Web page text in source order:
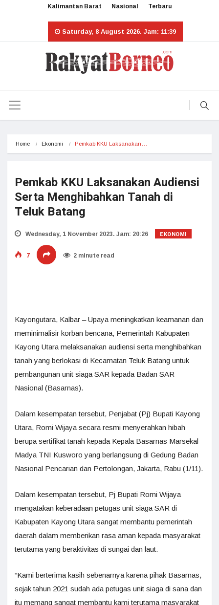
Kalimantan Barat Nasional Terbaru
Saturday, 8 August 2026. Jam: 11:39
Home Ekonomi Pemkab KKU Laksanakan…
Pemkab KKU Laksanakan Audiensi
Serta Menghibahkan Tanah di
Teluk Batang
Wednesday, 1 November 2023. Jam: 20:26 EKONOMI
7 2 minute read
Kayongutara, Kalbar – Upaya meningkatkan keamanan dan
meminimalisir korban bencana, Pemerintah Kabupaten
Kayong Utara melaksanakan audiensi serta menghibahkan
tanah yang berlokasi di Kecamatan Teluk Batang untuk
pembangunan unit siaga SAR kepada Badan SAR
Nasional (Basarnas).
Dalam kesempatan tersebut, Penjabat (Pj) Bupati Kayong
Utara, Romi Wijaya secara resmi menyerahkan hibah
berupa sertifikat tanah kepada Kepala Basarnas Marsekal
Madya TNI Kusworo yang berlangsung di Gedung Badan
Nasional Pencarian dan Pertolongan, Jakarta, Rabu (1/11).
Dalam kesempatan tersebut, Pj Bupati Romi Wijaya
mengatakan keberadaan petugas unit siaga SAR di
Kabupaten Kayong Utara sangat membantu pemerintah
daerah dalam memberikan rasa aman kepada masyarakat
terutama yang beraktivitas di sungai dan laut.
“Kami berterima kasih sebenarnya karena pihak Basarnas,
sejak tahun 2021 sudah ada petugas unit siaga di sana dan
itu memang sangat membantu kami terutama masyarakat